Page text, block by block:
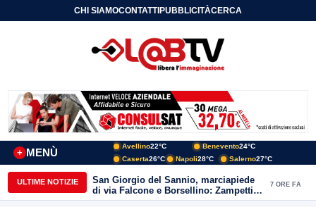
CHI SIAMOCONTATTIPUBBLICITÀCERCA
MENÙ
+
Avellino22°C Benevento24°C
Caserta26°C Napoli28°C Salerno27°C
ULTIME NOTIZIE
San Giorgio del Sannio, marciapiede
di via Falcone e Borsellino: Zampetti e
Lombardi replicano alle polemiche
7 ORE FA